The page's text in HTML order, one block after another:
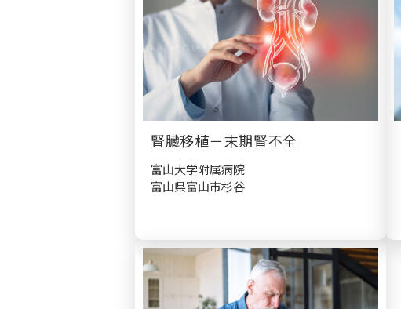
腎臓移植－末期腎不全
富山大学附属病院
富山県富山市杉谷